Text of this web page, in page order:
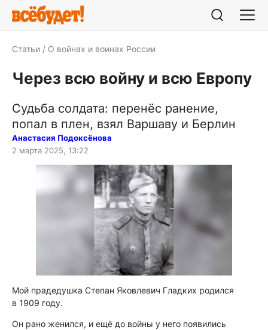
Статьи О войнах и воинах России
Через всю войну и всю Европу
Судьба солдата: перенёс ранение,
попал в плен, взял Варшаву и Берлин
Анастасия Подоксёнова
2 марта 2025, 13:22
Мой прадедушка Степан Яковлевич Гладких родился
в 1909 году.
Он рано женился, и ещё до войны у него появились